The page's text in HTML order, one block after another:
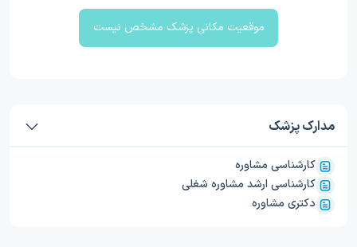
موقعیت مکانی پزشک مشخص نیست
مدارک پزشک
کارشناسی مشاوره
کارشناسی ارشد مشاوره شغلی
دکتری مشاوره